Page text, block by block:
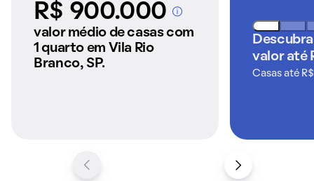
R$ 900.000A partir dos imóveis
anunciados pelo
valor médio de casas com
1 quarto em Vila Rio
Branco, SP.
valor até
Casas até